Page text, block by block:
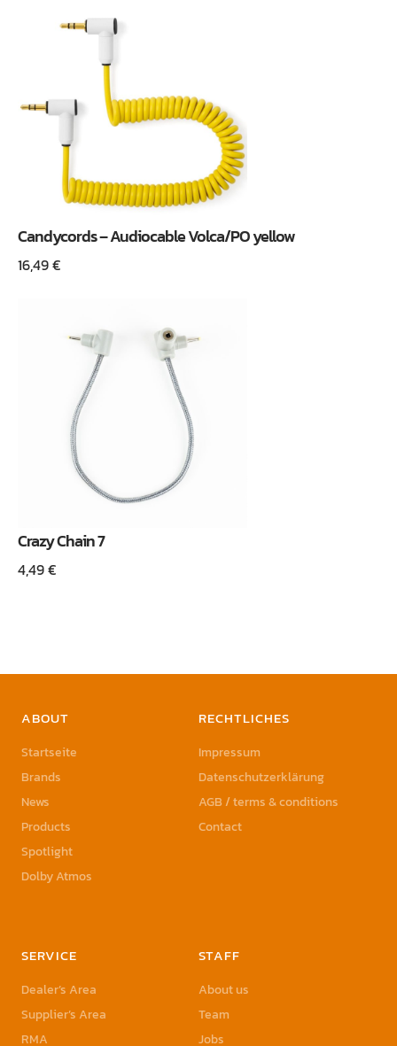
Candycords – Audiocable Volca/PO yellow
16,49€
Crazy Chain 7
4,49€
ABOUT
Startseite
Brands
News
Products
Spotlight
Dolby Atmos
RECHTLICHES
Impressum
Datenschutzerklärung
AGB / terms & conditions
Contact
SERVICE
Dealer’s Area
Supplier’s Area
RMA
STAFF
About us
Team
Jobs